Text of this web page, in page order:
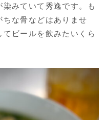
みていて秀逸です。も
な骨などはありませ
ビールを飲みたいくら